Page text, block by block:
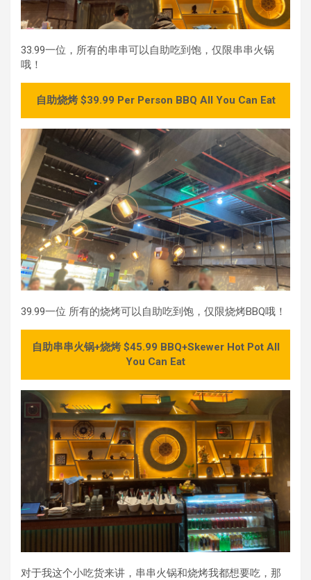
33.99一位，所有的串串可以自助吃到饱，仅限串串火锅
哦！
自助烧烤 $39.99 Per Person BBQ All You Can Eat
39.99一位 所有的烧烤可以自助吃到饱，仅限烧烤BBQ哦！
自助串串火锅+烧烤 $45.99 BBQ+Skewer Hot Pot All
You Can Eat
对于我这个小吃货来讲，串串火锅和烧烤我都想要吃，那